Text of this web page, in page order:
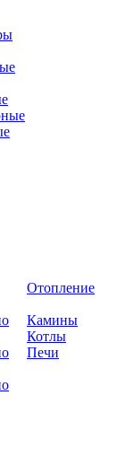
Отопление
Камины
Котлы
Печи